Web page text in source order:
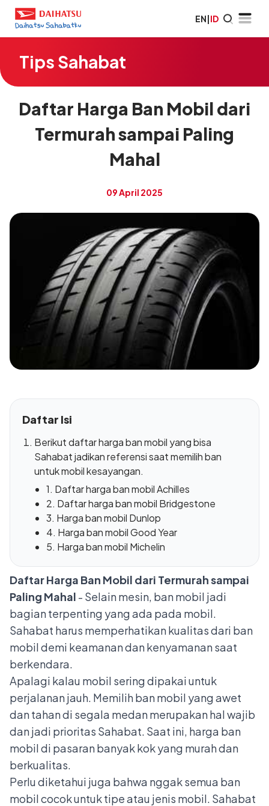
EN|ID
Tips Sahabat
Daftar Harga Ban Mobil dari
Termurah sampai Paling
Mahal
09 April 2025
Daftar Isi
Berikut daftar harga ban mobil yang bisa
Sahabat jadikan referensi saat memilih ban
untuk mobil kesayangan.
1. Daftar harga ban mobil Achilles
2. Daftar harga ban mobil Bridgestone
3. Harga ban mobil Dunlop
4. Harga ban mobil Good Year
5. Harga ban mobil Michelin
Daftar Harga Ban Mobil dari Termurah sampai
Paling Mahal - Selain mesin, ban mobil jadi
bagian terpenting yang ada pada mobil.
Sahabat harus memperhatikan kualitas dari ban
mobil demi keamanan dan kenyamanan saat
berkendara.
Apalagi kalau mobil sering dipakai untuk
perjalanan jauh. Memilih ban mobil yang awet
dan tahan di segala medan merupakan hal wajib
dan jadi prioritas Sahabat. Saat ini, harga ban
mobil di pasaran banyak kok yang murah dan
berkualitas.
Perlu diketahui juga bahwa nggak semua ban
mobil cocok untuk tipe atau jenis mobil. Sahabat